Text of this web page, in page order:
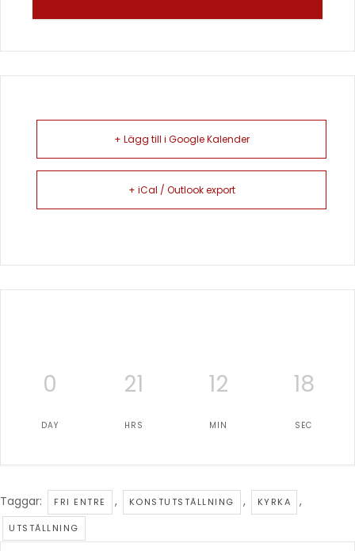
+ Lägg till i Google Kalender
+ iCal / Outlook export
0
DAY
21
HRS
12
MIN
18
SEC
Taggar: FRI ENTRE , KONSTUTSTÄLLNING , KYRKA ,
UTSTÄLLNING